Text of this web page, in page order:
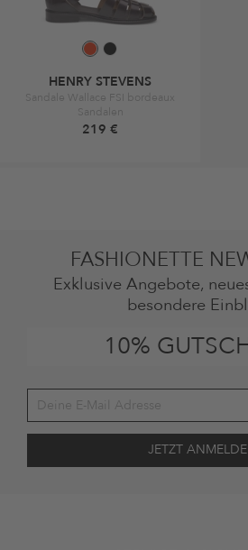
HENRY STEVENS
Sandale Wallace FSI bordeaux
Sandalen
219 €
FASHIONETTE
Exklusive Angebote,
besondere
10%